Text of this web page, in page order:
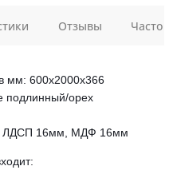
мм: 600х2000х366
подлинный/орех
ЛДСП 16мм, МДФ 16мм
Отзывы Часто